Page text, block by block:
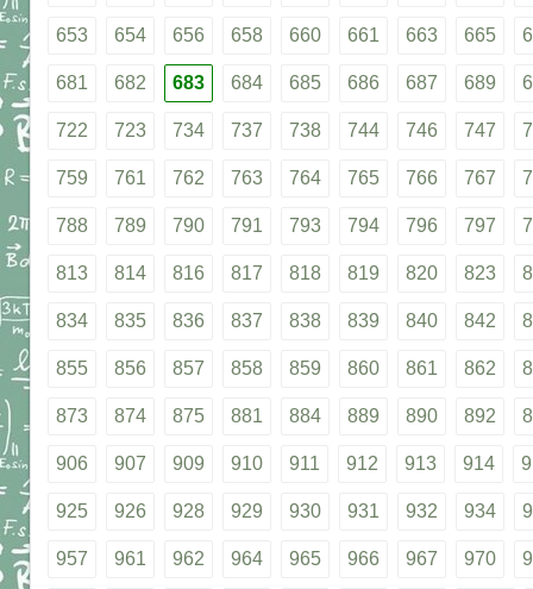
653 654 656 658 660 661 663 665
681 682 683 684 685 686 687 689
722 723 734 737 738 744 746 747
759 761 762 763 764 765 766 767
788 789 790 791 793 794 796 797
813 814 816 817 818 819 820 823
834 835 836 837 838 839 840 842
855 856 857 858 859 860 861 862
873 874 875 881 884 889 890 892
906 907 909 910 911 912 913 914
925 926 928 929 930 931 932 934
957 961 962 964 965 966 967 970